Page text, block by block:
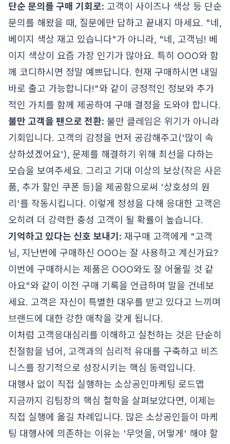
단순 문의를 구매 기회로: 고객이 사이즈나 색상 등 단순
문의를 해왔을 때, 질문에만 답하고 끝내지 마세요. "네,
베이지 색상 재고 있습니다"가 아니라, "네, 고객님! 베
이지 색상이 요즘 가장 인기가 많아요. 특히 OOO와 함
께 코디하시면 정말 예쁘답니다. 현재 구매하시면 내일
바로 출고 가능합니다!"와 같이 긍정적인 정보와 추가
적인 가치를 함께 제공하여 구매 결정을 도와야 합니다.
불만 고객을 팬으로 전환: 불만 클레임은 위기가 아니라
기회입니다. 고객의 감정을 먼저 공감해주고('많이 속
상하셨겠어요'), 문제를 해결하기 위해 최선을 다하는
모습을 보여주세요. 그리고 기대 이상의 보상(작은 사은
품, 추가 할인 쿠폰 등)을 제공함으로써 '상호성의 원
리'를 작동시킵니다. 이렇게 정성을 다해 응대한 고객은
오히려 더 강력한 충성 고객이 될 확률이 높습니다.
기억하고 있다는 신호 보내기: 재구매 고객에게 "고객
님, 지난번에 구매하신 OOO는 잘 사용하고 계신가요?
이번에 구매하시는 제품은 OOO와도 잘 어울릴 것 같
아요"와 같이 이전 구매 기록을 언급하며 말을 건네보
세요. 고객은 자신이 특별한 대우를 받고 있다고 느끼며
브랜드에 대한 강한 애착을 갖게 됩니다.
이처럼 고객응대심리를 이해하고 실천하는 것은 단순히
친절함을 넘어, 고객과의 심리적 유대를 구축하고 비즈
니스를 장기적으로 성장시키는 핵심 동력입니다.
대행사 없이 직접 실행하는 소상공인마케팅 로드맵
지금까지 김팀장의 핵심 철학을 살펴보았다면, 이제는
직접 실행에 옮길 차례입니다. 많은 소상공인들이 마케
팅 대행사에 의존하는 이유는 '무엇을, 어떻게' 해야 할